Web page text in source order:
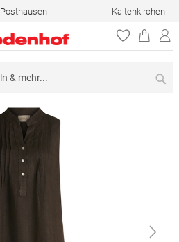
Posthausen Kaltenkirchen